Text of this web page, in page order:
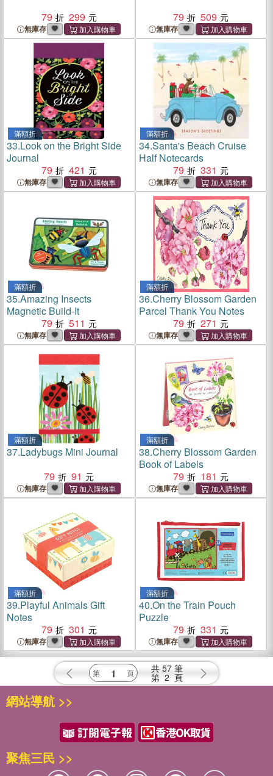
79
299
無庫存
79
509
無庫存
滿額折
33.Look on the Bright Side
Journal
79
421
無庫存
滿額折
34.Santa's Beach Cruise
Half Notecards
79
331
無庫存
滿額折
35.Amazing Insects
Magnetic Build-It
79
511
無庫存
滿額折
36.Cherry Blossom Garden
Parcel Thank You Notes
79
271
無庫存
滿額折
37.Ladybugs Mini Journal
79
91
無庫存
滿額折
38.Cherry Blossom Garden
Book of Labels
79
181
無庫存
滿額折
39.Playful Animals Gift
Notes
79
301
無庫存
滿額折
40.On the Train Pouch
Puzzle
79
331
無庫存
共 57 筆
第 2 頁
網站導航 >>
聚焦三民 >>